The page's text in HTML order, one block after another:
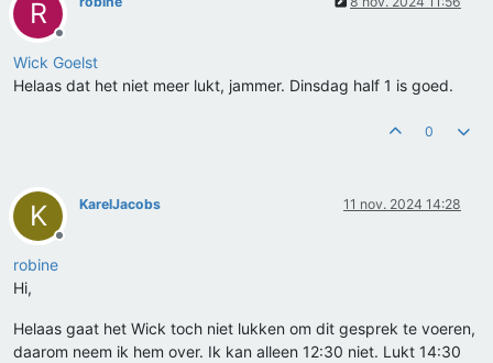
R
Offline
Wick Goelst
Helaas dat het niet meer lukt, jammer. Dinsdag half 1 is goed.
0
K
Offline
KarelJacobs 11 nov. 2024 14:28
robine
Hi,
Helaas gaat het Wick toch niet lukken om dit gesprek te voeren,
daarom neem ik hem over. Ik kan alleen 12:30 niet. Lukt 14:30